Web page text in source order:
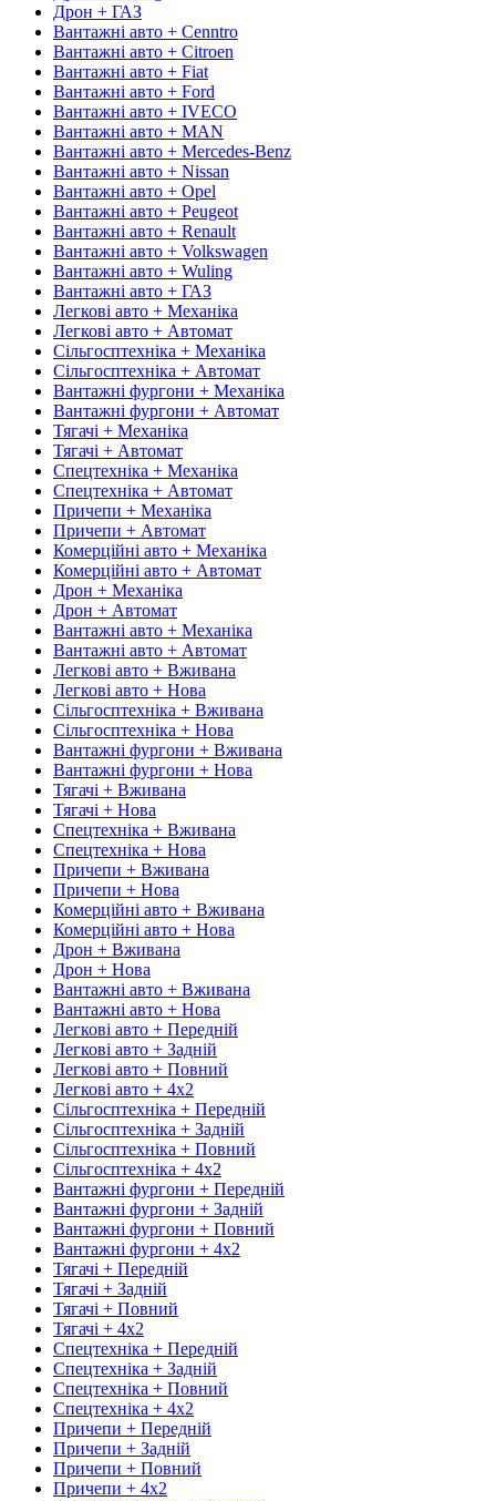
Дрон + ГАЗ
Вантажні авто + Cenntro
Вантажні авто + Citroen
Вантажні авто + Fiat
Вантажні авто + Ford
Вантажні авто + IVECO
Вантажні авто + MAN
Вантажні авто + Mercedes-Benz
Вантажні авто + Nissan
Вантажні авто + Opel
Вантажні авто + Peugeot
Вантажні авто + Renault
Вантажні авто + Volkswagen
Вантажні авто + Wuling
Вантажні авто + ГАЗ
Легкові авто + Механіка
Легкові авто + Автомат
Сільгосптехніка + Механіка
Сільгосптехніка + Автомат
Вантажні фургони + Механіка
Вантажні фургони + Автомат
Тягачі + Механіка
Тягачі + Автомат
Спецтехніка + Механіка
Спецтехніка + Автомат
Причепи + Механіка
Причепи + Автомат
Комерційні авто + Механіка
Комерційні авто + Автомат
Дрон + Механіка
Дрон + Автомат
Вантажні авто + Механіка
Вантажні авто + Автомат
Легкові авто + Вживана
Легкові авто + Нова
Сільгосптехніка + Вживана
Сільгосптехніка + Нова
Вантажні фургони + Вживана
Вантажні фургони + Нова
Тягачі + Вживана
Тягачі + Нова
Спецтехніка + Вживана
Спецтехніка + Нова
Причепи + Вживана
Причепи + Нова
Комерційні авто + Вживана
Комерційні авто + Нова
Дрон + Вживана
Дрон + Нова
Вантажні авто + Вживана
Вантажні авто + Нова
Легкові авто + Передній
Легкові авто + Задній
Легкові авто + Повний
Легкові авто + 4х2
Сільгосптехніка + Передній
Сільгосптехніка + Задній
Сільгосптехніка + Повний
Сільгосптехніка + 4х2
Вантажні фургони + Передній
Вантажні фургони + Задній
Вантажні фургони + Повний
Вантажні фургони + 4х2
Тягачі + Передній
Тягачі + Задній
Тягачі + Повний
Тягачі + 4х2
Спецтехніка + Передній
Спецтехніка + Задній
Спецтехніка + Повний
Спецтехніка + 4х2
Причепи + Передній
Причепи + Задній
Причепи + Повний
Причепи + 4х2